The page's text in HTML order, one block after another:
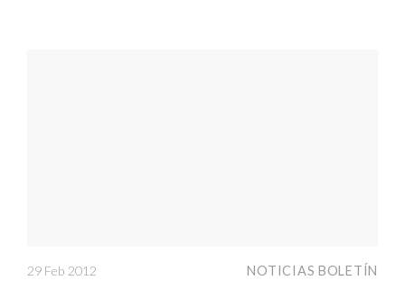
29 Feb 2012 NOTICIAS BOLETÍN